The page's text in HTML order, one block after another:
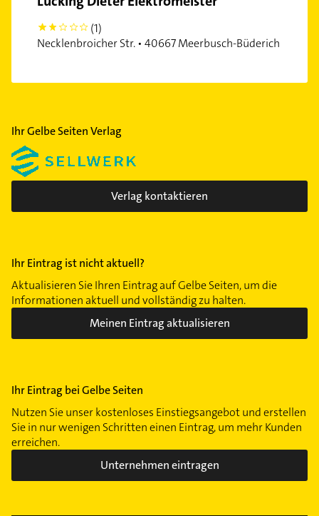
2
(1)
Necklenbroicher Str. • 40667 Meerbusch-Büderich
Ihr Gelbe Seiten Verlag
Verlag kontaktieren
Ihr Eintrag ist nicht aktuell?
Aktualisieren Sie Ihren Eintrag auf Gelbe Seiten, um die
Informationen aktuell und vollständig zu halten.
Meinen Eintrag aktualisieren
Ihr Eintrag bei Gelbe Seiten
Nutzen Sie unser kostenloses Einstiegsangebot und erstellen
Sie in nur wenigen Schritten einen Eintrag, um mehr Kunden
erreichen.
Unternehmen eintragen